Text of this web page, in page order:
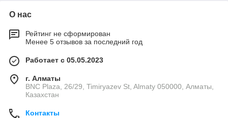
О нас
Рейтинг не сформирован
Менее 5 отзывов за последний год
Работает с 05.05.2023
г. Алматы
BNC Plaza, 26/29, Timiryazev St, Almaty 050000, Алматы,
Казахстан
Контакты